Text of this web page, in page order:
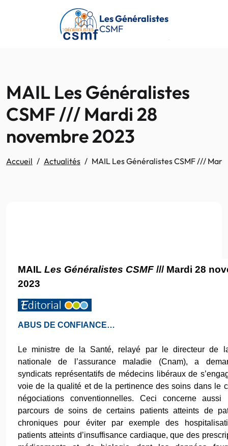
Passer au contenu principal
Les Généralistes
CSMF
MAIL Les Généralistes
CSMF /// Mardi 28
novembre 2023
Accueil Actualités MAIL Les Généralistes CSMF ///
MAIL Les Généralistes CSMF /// Mardi 28
2023
ABUS DE CONFIANCE…
Le ministre de la Santé, relayé par le directeur de
nationale de l’assurance maladie (Cnam), a
syndicats représentatifs de médecins libéraux de
voie de la qualité et de la pertinence des soins dans le
négociations conventionnelles. Ceci concerne
parcours de soins de certains patients atteints de
chroniques pour éviter par exemple des
patients atteints d’insuffisance cardiaque, que des